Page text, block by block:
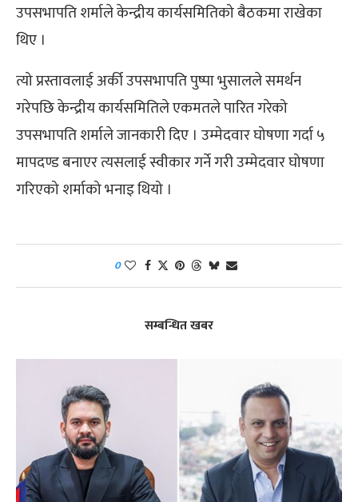
उपसभापति शर्माले केन्द्रीय कार्यसमितिको बैठकमा राखेका
थिए ।
त्यो प्रस्तावलाई अर्की उपसभापति पुष्पा भुसालले समर्थन
गरेपछि केन्द्रीय कार्यसमितिले एकमतले पारित गरेको
उपसभापति शर्माले जानकारी दिए । उम्मेदवार घोषणा गर्दा ५
मापदण्ड बनाएर त्यसलाई स्वीकार गर्ने गरी उम्मेदवार घोषणा
गरिएको शर्माको भनाइ थियो ।
0
सम्बन्धित खबर